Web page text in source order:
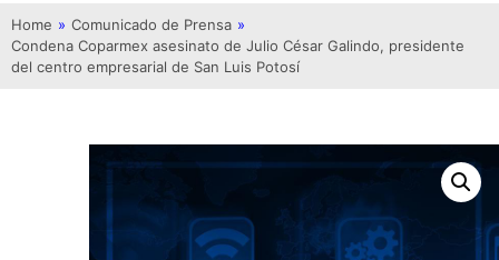
Home » Comunicado de Prensa »
Condena Coparmex asesinato de Julio César Galindo, presidente
del centro empresarial de San Luis Potosí